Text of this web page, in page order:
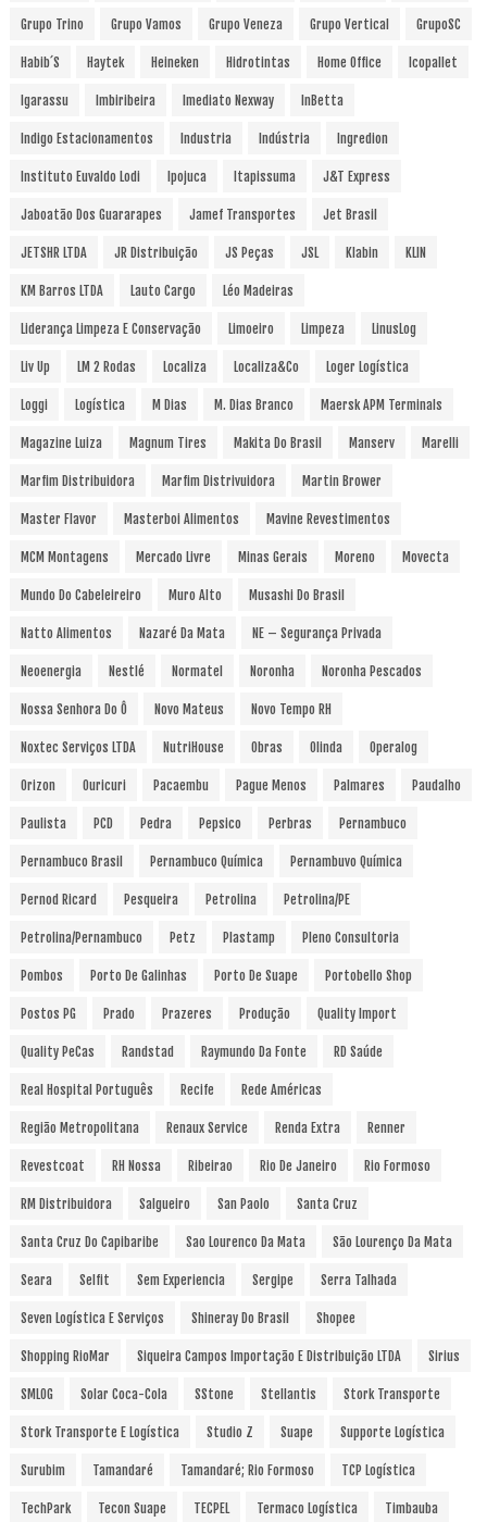
Grupo Trino Grupo Vamos Grupo Veneza Grupo Vertical GrupoSC
Habib´s Haytek Heineken Hidrotintas Home Office Icopallet
Igarassu Imbiribeira Imediato Nexway InBetta
Indigo Estacionamentos Industria Indústria Ingredion
Instituto Euvaldo Lodi Ipojuca Itapissuma J&T Express
Jaboatão Dos Guararapes Jamef Transportes Jet Brasil
JETSHR LTDA JR Distribuição JS Peças JSL Klabin KLIN
KM Barros LTDA Lauto Cargo Léo Madeiras
Liderança Limpeza E Conservação Limoeiro Limpeza LinusLog
Liv Up LM 2 Rodas Localiza Localiza&Co Loger Logística
Loggi Logística M Dias M. Dias Branco Maersk APM Terminals
Magazine Luiza Magnum Tires Makita Do Brasil Manserv Marelli
Marfim Distribuidora Marfim Distrivuidora Martin Brower
Master Flavor Masterboi Alimentos Mavine Revestimentos
MCM Montagens Mercado Livre Minas Gerais Moreno Movecta
Mundo Do Cabeleireiro Muro Alto Musashi Do Brasil
Natto Alimentos Nazaré Da Mata NE – Segurança Privada
Neoenergia Nestlé Normatel Noronha Noronha Pescados
Nossa Senhora Do Ô Novo Mateus Novo Tempo RH
Noxtec Serviços LTDA NutriHouse Obras Olinda Operalog
Orizon Ouricuri Pacaembu Pague Menos Palmares Paudalho
Paulista PCD Pedra Pepsico Perbras Pernambuco
Pernambuco Brasil Pernambuco Química Pernambuvo Química
Pernod Ricard Pesqueira Petrolina Petrolina/PE
Petrolina/Pernambuco Petz Plastamp Pleno Consultoria
Pombos Porto De Galinhas Porto De Suape Portobello Shop
Postos PG Prado Prazeres Produção Quality Import
Quality PeCas Randstad Raymundo Da Fonte RD Saúde
Real Hospital Português Recife Rede Américas
Região Metropolitana Renaux Service Renda Extra Renner
Revestcoat RH Nossa Ribeirao Rio De Janeiro Rio Formoso
RM Distribuidora Salgueiro San Paolo Santa Cruz
Santa Cruz Do Capibaribe Sao Lourenco Da Mata São Lourenço Da Mata
Seara Selfit Sem Experiencia Sergipe Serra Talhada
Seven Logística E Serviços Shineray Do Brasil Shopee
Shopping RioMar Siqueira Campos Importação E Distribuição LTDA Sirius
SMLOG Solar Coca-Cola SStone Stellantis Stork Transporte
Stork Transporte E Logística Studio Z Suape Supporte Logística
Surubim Tamandaré Tamandaré; Rio Formoso TCP Logística
TechPark Tecon Suape TECPEL Termaco Logística Timbauba